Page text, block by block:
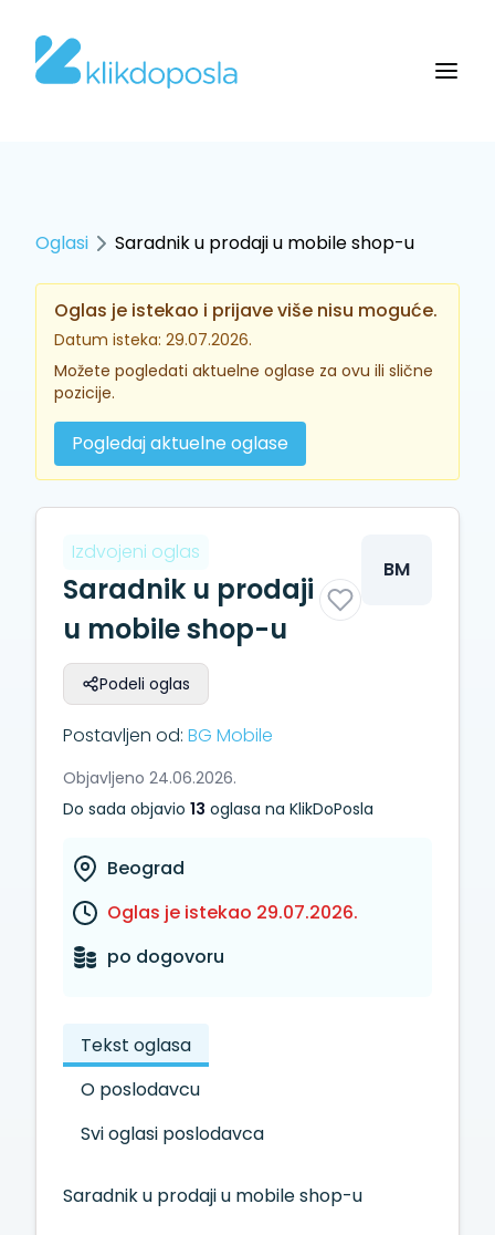
Oglasi Saradnik u prodaji u mobile shop-u
Oglas je istekao i prijave više nisu moguće.
Datum isteka: 29.07.2026.
Možete pogledati aktuelne oglase za ovu ili slične
pozicije.
Pogledaj aktuelne oglase
Izdvojeni oglas
Saradnik u prodaji
u mobile shop-u
Podeli oglas
BM
Postavljen od: BG Mobile
Objavljeno 24.06.2026.
Do sada objavio 13 oglasa na KlikDoPosla
Beograd
Oglas je istekao 29.07.2026.
po dogovoru
Tekst oglasa
O poslodavcu
Svi oglasi poslodavca
Saradnik u prodaji u mobile shop-u